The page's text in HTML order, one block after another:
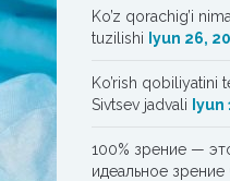
Ko’z qorachig’i
tuzilishi Iyun 26,
Ko’rish qobiliyatini
Sivtsev jadvali Iyun
100% зрение —
идеальное зрение